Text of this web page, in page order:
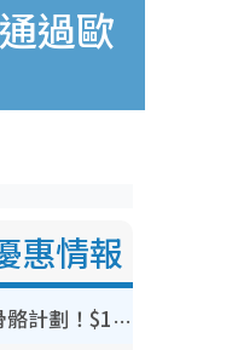
過歐
惠情報
港大推賽馬會強化骨骼計劃！$100骨質密度X光檢查 完成免費運動訓練送超市禮券！附參加資格